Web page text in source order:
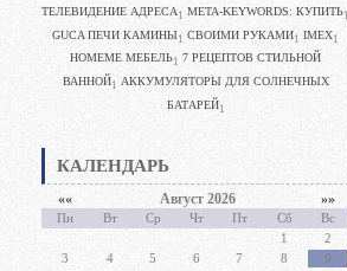
ТЕЛЕВИДЕНИЕ АДРЕСА 1 META-KEYWORDS: КУПИТЬ1
GUCA ПЕЧИ КАМИНЫ1 CВОИМИ РУКАМИ1 IMEX1
HOMEME МЕБЕЛЬ1 7 РЕЦЕПТОВ СТИЛЬНОЙ
ВАННОЙ1 АККУМУЛЯТОРЫ ДЛЯ СОЛНЕЧНЫХ
БАТАРЕЙ1
КАЛЕНДАРЬ
«« Август 2026 »»
Пн Вт Ср Чт Пт Сб
Вс
1
2
3
4 5 6 7 8
9